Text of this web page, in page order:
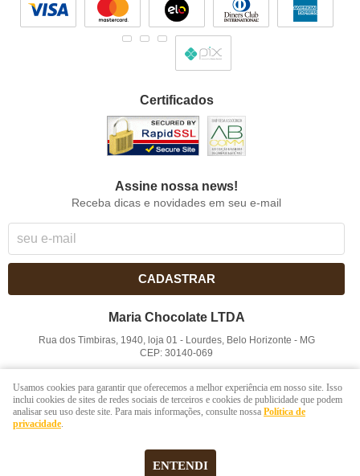
Certificados
Assine nossa news!
Receba dicas e novidades em seu e-mail
CADASTRAR
Maria Chocolate LTDA
Rua dos Timbiras, 1940, loja 01 - Lourdes, Belo Horizonte - MG
CEP: 30140-069
LOJA VIRTUAL CRIADA POR
Usamos cookies para garantir que oferecemos a melhor experiência em nosso site. Isso
inclui cookies de sites de redes sociais de terceiros e cookies de publicidade que podem
analisar seu uso deste site. Para mais informações, consulte nossa Política de
privacidade.
ENTENDI